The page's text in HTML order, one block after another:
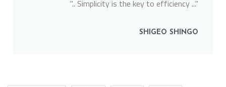
".. Simplicity is the key to efficiency ..."
SHIGEO SHINGO